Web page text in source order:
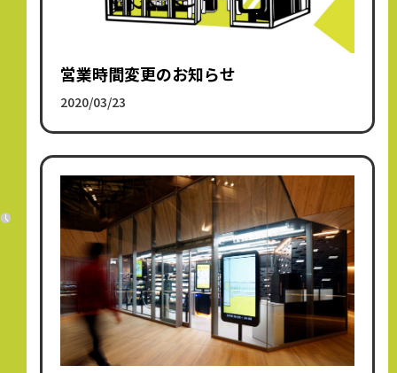
営業時間変更のお知らせ
2020/03/23